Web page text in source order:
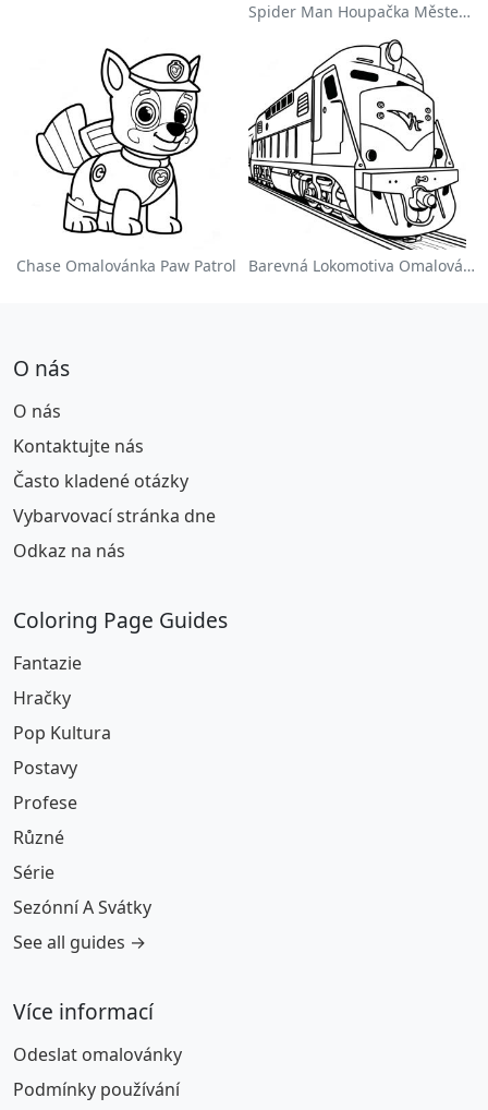
Spider Man Houpačka Městem Omalovánka
Chase Omalovánka Paw Patrol Barevná Lokomotiva Omalovánka
O nás
O nás
Kontaktujte nás
Často kladené otázky
Vybarvovací stránka dne
Odkaz na nás
Coloring Page Guides
Fantazie
Hračky
Pop Kultura
Postavy
Profese
Různé
Série
Sezónní A Svátky
See all guides →
Více informací
Odeslat omalovánky
Podmínky používání